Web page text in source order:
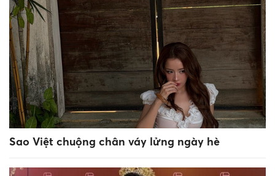
Sao Việt chuộng chân váy lửng ngày hè